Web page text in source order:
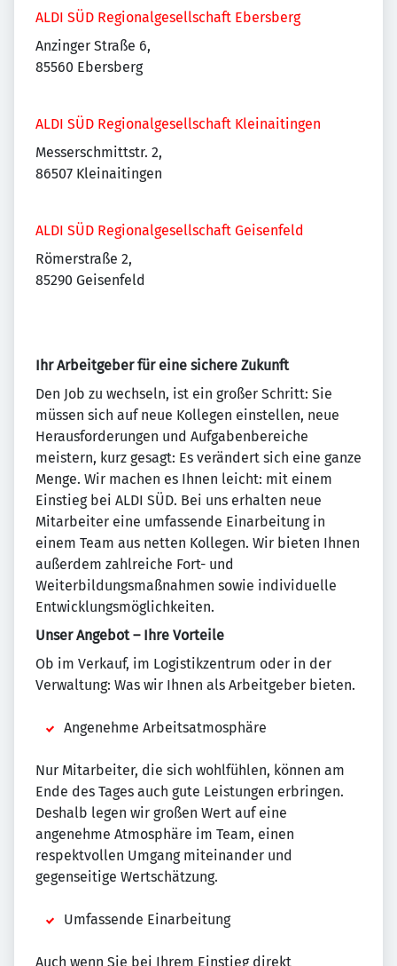
ALDI SÜD Regionalgesellschaft Ebersberg
Anzinger Straße 6,
85560 Ebersberg
ALDI SÜD Regionalgesellschaft Kleinaitingen
Messerschmittstr. 2,
86507 Kleinaitingen
ALDI SÜD Regionalgesellschaft Geisenfeld
Römerstraße 2,
85290 Geisenfeld
Ihr Arbeitgeber für eine sichere Zukunft
Den Job zu wechseln, ist ein großer Schritt: Sie
müssen sich auf neue Kollegen einstellen, neue
Herausforderungen und Aufgabenbereiche
meistern, kurz gesagt: Es verändert sich eine ganze
Menge. Wir machen es Ihnen leicht: mit einem
Einstieg bei ALDI SÜD. Bei uns erhalten neue
Mitarbeiter eine umfassende Einarbeitung in
einem Team aus netten Kollegen. Wir bieten Ihnen
außerdem zahlreiche Fort- und
Weiterbildungsmaßnahmen sowie individuelle
Entwicklungsmöglichkeiten.
Unser Angebot – Ihre Vorteile
Ob im Verkauf, im Logistikzentrum oder in der
Verwaltung: Was wir Ihnen als Arbeitgeber bieten.
Angenehme Arbeitsatmosphäre
Nur Mitarbeiter, die sich wohlfühlen, können am
Ende des Tages auch gute Leistungen erbringen.
Deshalb legen wir großen Wert auf eine
angenehme Atmosphäre im Team, einen
respektvollen Umgang miteinander und
gegenseitige Wertschätzung.
Umfassende Einarbeitung
Auch wenn Sie bei Ihrem Einstieg direkt